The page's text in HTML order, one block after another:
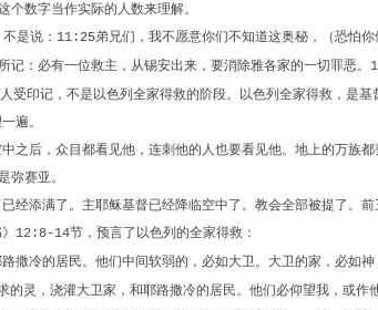
个数字当作实际的人数来理解。
是说： 11:25弟兄们，我不愿意你们不知道这奥秘，（恐怕
记：必有一位救主，从锡安出来，要消除雅各家的一切罪恶。
受印记，不是以色列全家得救的阶段。以色列全家得救，是
遍。
之后，众目都看见他，连刺他的人也要看见他。地上的万族
弥赛亚。
经添满了。主耶稣基督已经降临空中了。教会全部被提了。前
12:8-14节，预言了以色列的全家得救：
撒冷的居民。他们中间软弱的，必如大卫。大卫的家，必如神
的灵，浇灌大卫家，和耶路撒冷的居民。他们必仰望我，或